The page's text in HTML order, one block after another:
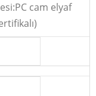
cam elyaf